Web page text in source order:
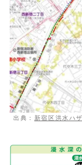
出典： 新宿区洪水ハ